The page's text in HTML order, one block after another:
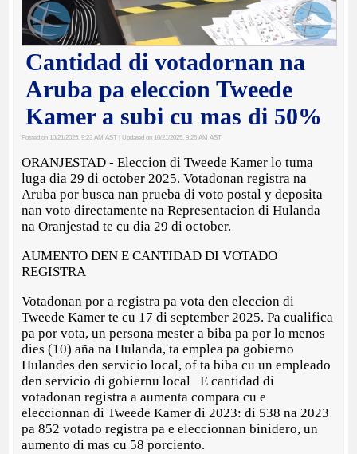
Cantidad di votadornan na
Aruba pa eleccion Tweede
Kamer a subi cu mas di 50%
Posted on 10/21/2025, 9:23 AM AST | Updated on 10/21/2025, 9:26 AM AST
ORANJESTAD - Eleccion di Tweede Kamer lo tuma
luga dia 29 di october 2025. Votadonan registra na
Aruba por busca nan prueba di voto postal y deposita
nan voto directamente na Representacion di Hulanda
na Oranjestad te cu dia 29 di october.
AUMENTO DEN E CANTIDAD DI VOTADO
REGISTRA
Votadonan por a registra pa vota den eleccion di
Tweede Kamer te cu 17 di september 2025. Pa cualifica
pa por vota, un persona mester a biba pa por lo menos
dies (10) aña na Hulanda, ta emplea pa gobierno
Hulandes den servicio local, of ta biba cu un empleado
den servicio di gobiernu local E cantidad di
votadonan registra a aumenta compara cu e
eleccionnan di Tweede Kamer di 2023: di 538 na 2023
pa 852 votado registra pa e eleccionnan binidero, un
aumento di mas cu 58 porciento.